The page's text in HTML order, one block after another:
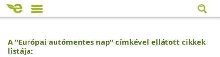
A "Európai autómentes nap" címkével ellátott cikkek
listája: